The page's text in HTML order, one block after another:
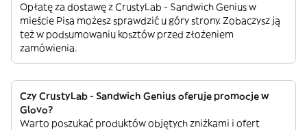
Opłatę za dostawę z CrustyLab - Sandwich Genius w
mieście Pisa możesz sprawdzić u góry strony. Zobaczysz ją
też w podsumowaniu kosztów przed złożeniem
zamówienia.
Czy CrustyLab - Sandwich Genius oferuje promocje w
Glovo?
Warto poszukać produktów objętych zniżkami i ofert